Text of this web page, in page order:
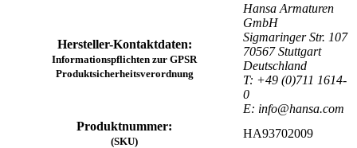
Hersteller-Kontaktdaten:
Informationspflichten zur GPSR
Produktsicherheitsverordnung
Hansa Armaturen
GmbH
Sigmaringer Str. 107
70567 Stuttgart
Deutschland
T: +49 (0)711 1614-
0
E: info@hansa.com
Produktnummer:
(SKU)
HA93702009